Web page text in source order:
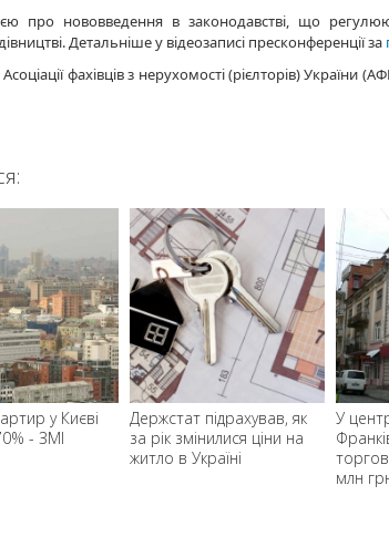
про нововведення в законодавстві, що
Детальніше у відеозаписі пресконференції за
фахівців з нерухомості (рієлторів) України
у Києві
- ЗМІ
Держстат підрахував, як
за рік змінилися ціни на
житло в Україні
У
млн